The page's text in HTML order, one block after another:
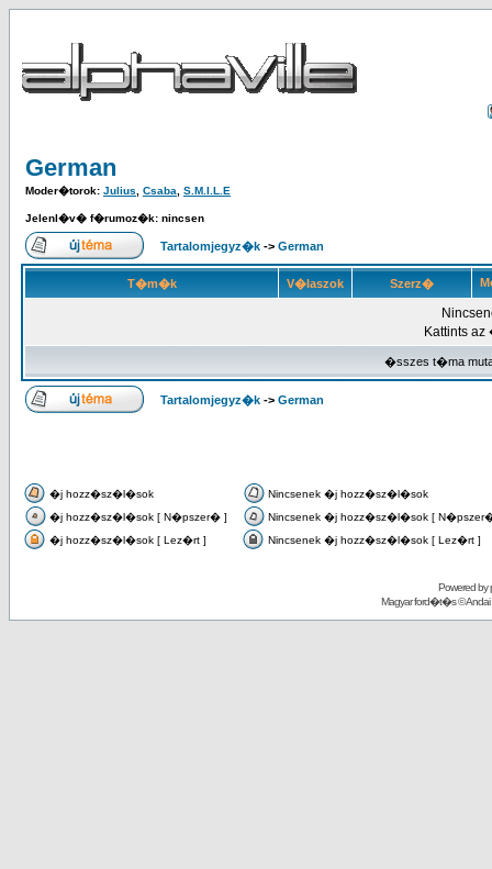
German
Moder�torok: Julius Csaba S.M.I.L.E
Jelenl�v� f�rumoz�k: nincsen
Tartalomjegyz�k -> German
T�m�k V�laszok Szerz�
Kattints az
�sszes t�ma
Tartalomjegyz�k -> German
�j hozz�sz�l�sok
Nincsenek �j hozz�sz�l�sok
�j hozz�sz�l�sok [ N�pszer� ]
Nincsenek �j hozz�sz�l�sok [
�j hozz�sz�l�sok [ Lez�rt ]
Nincsenek �j hozz�sz�l�sok [ Lez�rt ]
Powered by
Magyar ford�t�s ©Andai